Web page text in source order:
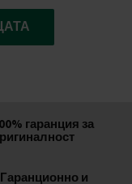
гаранция за
Гаранционно и